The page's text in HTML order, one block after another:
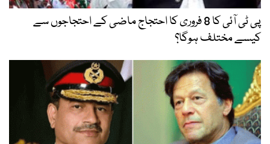
پی ٹی آئی کا 8 فروری کا احتجاج ماضی کے احتجاجوں سے
کیسے مختلف ہوگا؟